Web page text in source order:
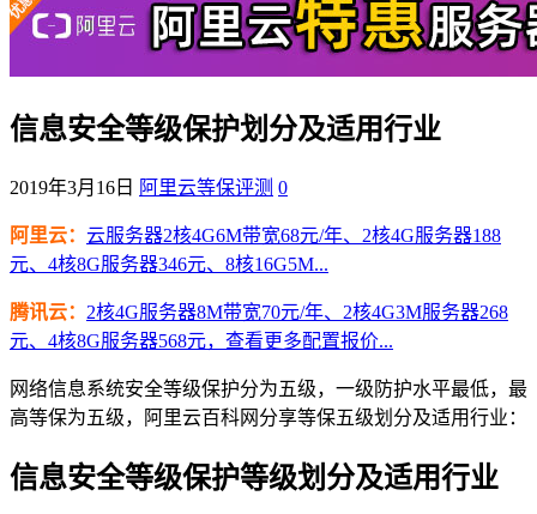
信息安全等级保护划分及适用行业
2019年3月16日 阿里云等保评测 0
阿里云： 云服务器2核4G6M带宽68元/年、2核4G服务器188
元、4核8G服务器346元、8核16G5M...
腾讯云： 2核4G服务器8M带宽70元/年、2核4G3M服务器268
元、4核8G服务器568元，查看更多配置报价...
网络信息系统安全等级保护分为五级，一级防护水平最低，最
高等保为五级，阿里云百科网分享等保五级划分及适用行业：
信息安全等级保护等级划分及适用行业